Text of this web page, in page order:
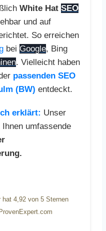
White Hat SEO
und auf
So erreichen
bei Google, Bing
. Vielleicht haben
passenden SEO
(BW) entdeckt.
erklärt: Unser
umfassende
hat 4,92von 5Sternen